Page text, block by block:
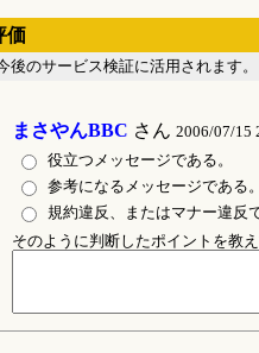
価
後のサービス検証に活用されます。
まさやんBBC さん 2006/07/15
役立つメッセージである。
参考になるメッセージである。
規約違反、またはマナー違反
そのように判断したポイントを教